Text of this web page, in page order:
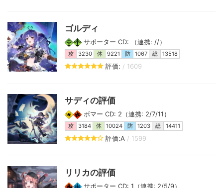
ゴルディ
サポーター CD: （連携: //）
攻 3230 体 9221 防 1067 総 13518
評価: / 1609
サディの評価
ボマー CD: 2（連携: 2/7/11）
攻 3184 体 10024 防 1203 総 14411
評価:A / 1599
リリカの評価
サポーター CD: 1（連携: 2/5/9）